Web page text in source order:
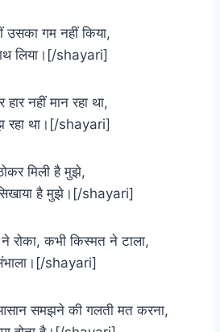
उसका गम नहीं किया,
लिया।[/shayari]
नहीं मान रहा था,
रहा था।[/shayari]
मिली है मुझे,
है मुझे।[/shayari]
रोका, कभी किस्मत ने टाला,
shayari]
समझने की गलती मत करना,